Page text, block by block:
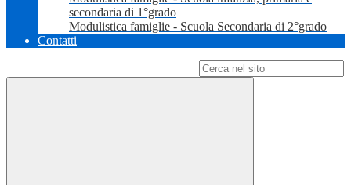
secondaria di 1°grado
Modulistica famiglie - Scuola Secondaria di 2°grado
Contatti